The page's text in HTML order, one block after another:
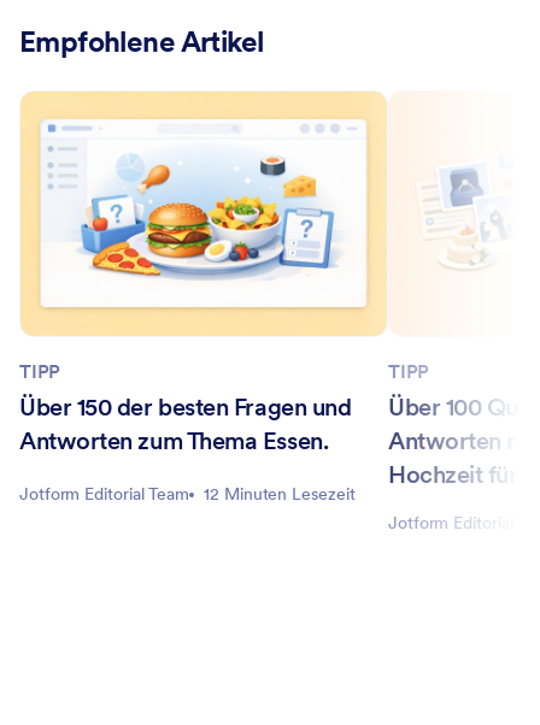
Empfohlene Artikel
TIPP
Über 150 der besten Fragen und
Antworten zum Thema Essen.
Jotform Editorial Team 12 Minuten Lesezeit
TIPP
Über 100
Antworten
Hochzeit für
Jotform Editorial